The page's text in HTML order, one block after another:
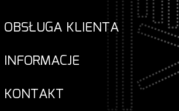
OBSŁUGA KLIENTA
INFORMACJE
KONTAKT